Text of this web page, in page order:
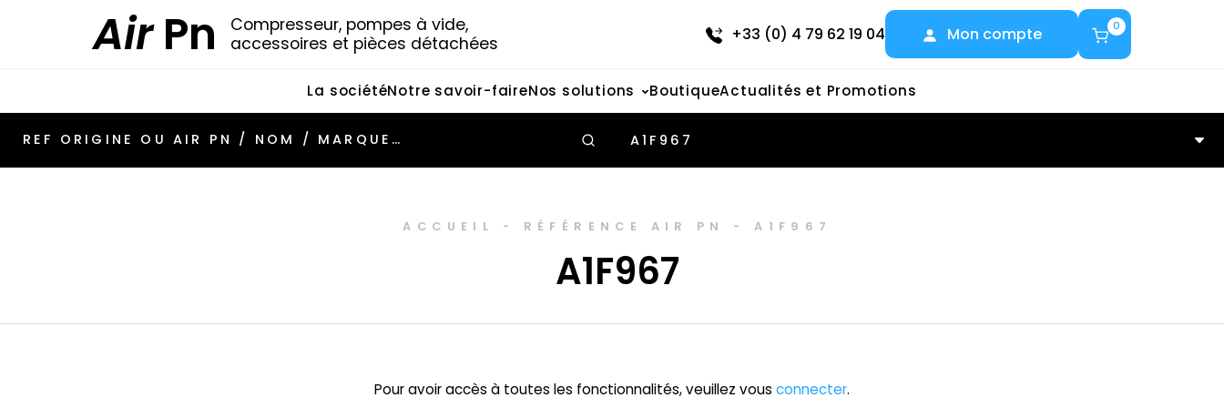
AirPn
Compresseur, pompes à vide,
accessoires et pièces détachées
+33 (0) 4 79 62 19 04 Mon compte 0
La sociétéNotre savoir-faireNos solutions BoutiqueActualités et Promotions
A1F967
ACCUEIL - RÉFÉRENCE AIR PN -A1F967
A1F967
Pour avoir accès à toutes les fonctionnalités, veuillez vous connecter.